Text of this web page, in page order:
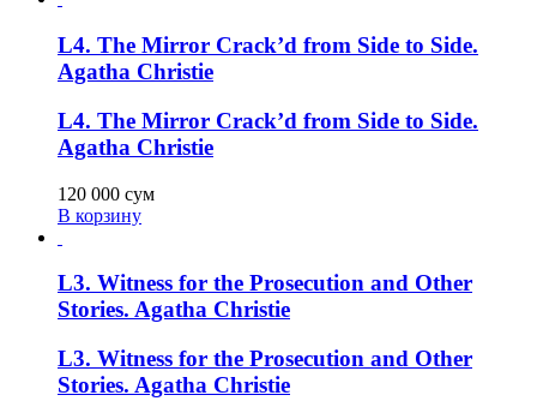
L4. The Mirror Crack’d from Side to Side.
Agatha Christie
L4. The Mirror Crack’d from Side to Side.
Agatha Christie
120 000 сум
В корзину
L3. Witness for the Prosecution and Other
Stories. Agatha Christie
L3. Witness for the Prosecution and Other
Stories. Agatha Christie